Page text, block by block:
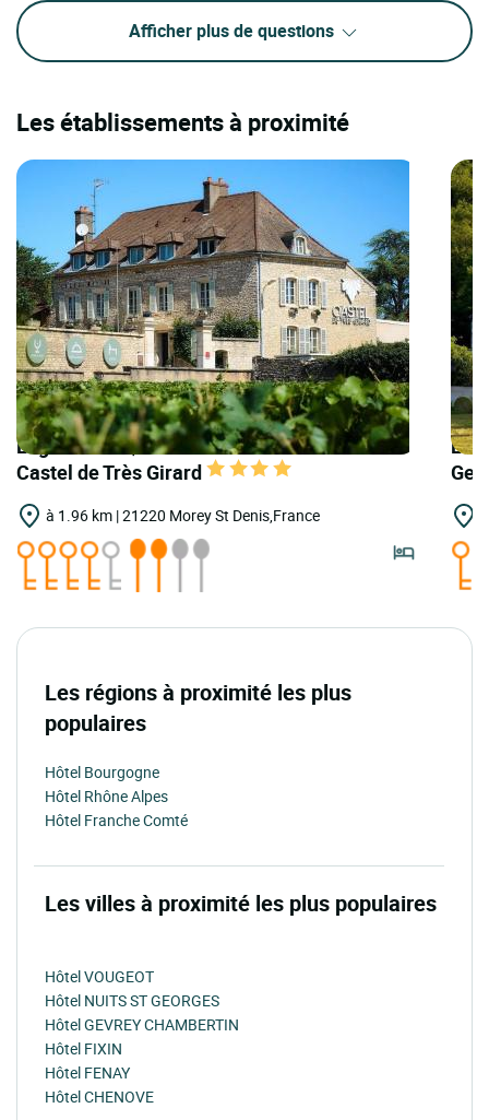
Afficher plus de questions
Les établissements à proximité
Logis Hôtels | Teritoria Hôtel Restaurant
Castel de Très Girard
à 1.96 km | 21220 Morey St Denis,France
Les régions à proximité les plus
populaires
Hôtel Bourgogne
Hôtel Rhône Alpes
Hôtel Franche Comté
Les villes à proximité les plus populaires
Hôtel VOUGEOT
Hôtel NUITS ST GEORGES
Hôtel GEVREY CHAMBERTIN
Hôtel FIXIN
Hôtel FENAY
Hôtel CHENOVE